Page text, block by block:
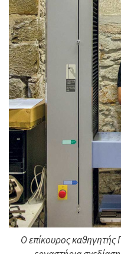
Ο επίκουρος καθηγητής